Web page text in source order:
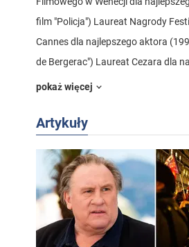
film "Policja") Laureat Nagrody
Cannes dla najlepszego aktora
de Bergerac") Laureat Cezara dla
(1991, za film "Cyrano de
"Rezydencja") Laureat Złotego
Złotego Globu dla najlepszego
"Cyrano de Bergerac") Laureat
Filmowego w Wenecji za wybitne
(1997) Kawaler Legii Honorowej
Nagrody Specjalnej XXVIII MFF za
pokaż więcej
Artykuły